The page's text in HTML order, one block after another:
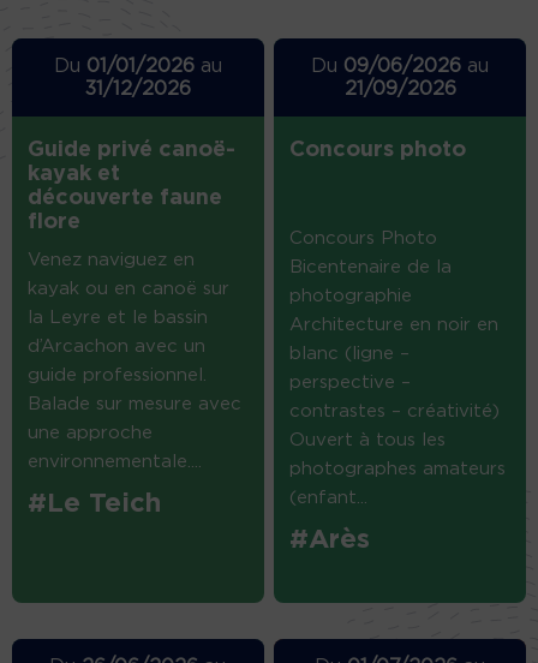
Du 01/01/2026au
31/12/2026
Guide privé canoë-
kayak et
découverte faune
flore
Venez naviguez en
kayak ou en canoë sur
la Leyre et le bassin
d’Arcachon avec un
guide professionnel.
Balade sur mesure avec
une approche
environnementale....
#Le Teich
Du 09/06/2026 au
21/09/2026
Concours photo
Concours Photo
Bicentenaire de la
photographie
Architecture en noir en
blanc (ligne –
perspective –
contrastes – créativité)
Ouvert à tous les
photographes amateurs
(enfant...
#Arès